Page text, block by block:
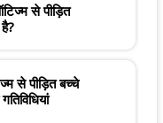
से पीड़ित
से पीड़ित बच्चे